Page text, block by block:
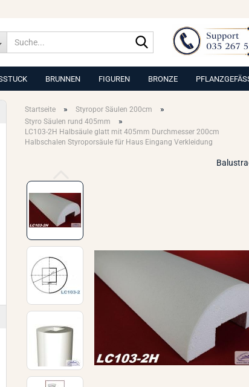
Suche...
BRUNNEN FIGUREN BRONZE
Startseite » Styropor Säulen 200cm »
Styro Säulen rund 405mm »
LC103-2H Halbsäule glatt mit 405mm Durchmesser 200cm
Halbschalen Styroporsäule für Haus Eingang Verkleidung